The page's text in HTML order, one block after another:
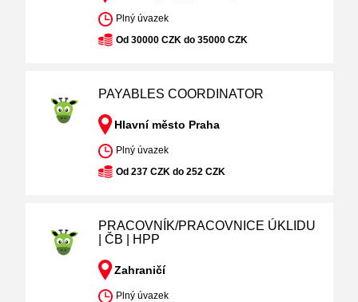
Plný úvazek
Od 30000 CZK do 35000 CZK
PAYABLES COORDINATOR
Hlavní město Praha
Plný úvazek
Od 237 CZK do 252 CZK
PRACOVNÍK/PRACOVNICE ÚKLIDU
| ČB | HPP
Zahraničí
Plný úvazek